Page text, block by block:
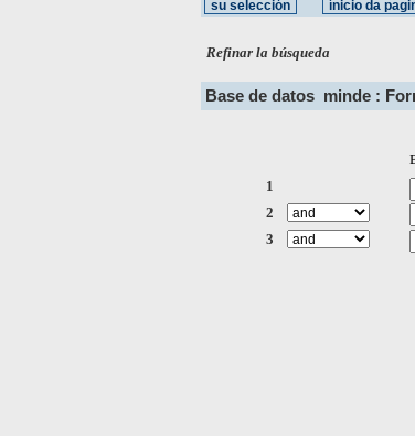
Refinar la búsqueda
Base de datos minde :
1
2
3